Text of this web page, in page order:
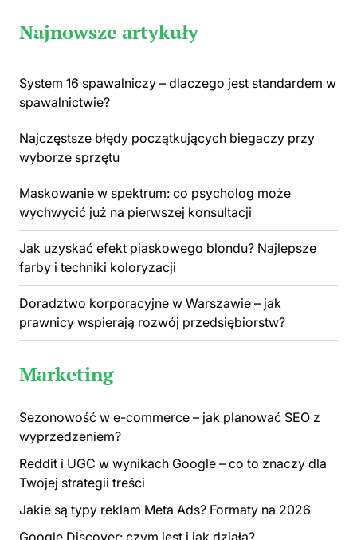
Najnowsze artykuły
System 16 spawalniczy – dlaczego jest standardem w
spawalnictwie?
Najczęstsze błędy początkujących biegaczy przy
wyborze sprzętu
Maskowanie w spektrum: co psycholog może
wychwycić już na pierwszej konsultacji
Jak uzyskać efekt piaskowego blondu? Najlepsze
farby i techniki koloryzacji
Doradztwo korporacyjne w Warszawie – jak
prawnicy wspierają rozwój przedsiębiorstw?
Marketing
Sezonowość w e-commerce – jak planować SEO z
wyprzedzeniem?
Reddit i UGC w wynikach Google – co to znaczy dla
Twojej strategii treści
Jakie są typy reklam Meta Ads? Formaty na 2026